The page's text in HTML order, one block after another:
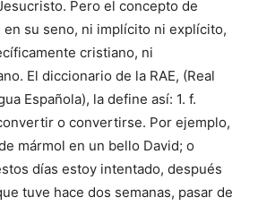
Pero el concepto de
su seno, ni implícito ni explícito,
cristiano, ni
El diccionario de la RAE, (Real
Española), la define así: 1. f.
o convertirse. Por ejemplo,
mármol en un bello David; o
días estoy intentado, después
tuve hace dos semanas, pasar de